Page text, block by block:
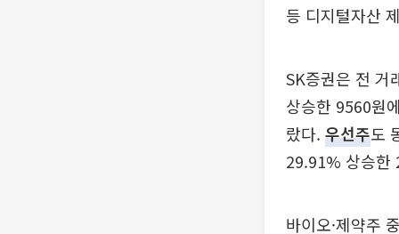
등 디지털자산
SK증권은 전 거
상승한 9560원
랐다. 우선주도
29.91% 상승한
바이오·제약주